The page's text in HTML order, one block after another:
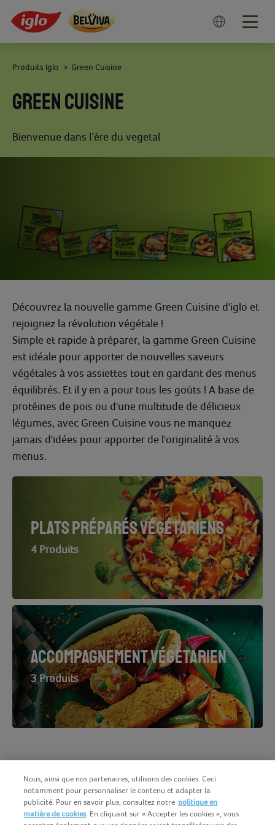
GREEN CUISINE
Bienvenue dans l’ère du vegetal
Produits Iglo > Green Cuisine
Découvrez la nouvelle gamme Green Cuisine d'iglo et
rejoignez la révolution végétale !
Simple et rapide à préparer, la gamme Green Cuisine
est idéale pour apporter de nouvelles saveurs
végétales à vos assiettes tout en gardant des menus
équilibrés. Et il y en a pour tous les goûts ! A base de
protéines de pois ou d'une multitude de délicieux
légumes, avec Green Cuisine vous ne manquez
jamais d'idées pour apporter de l'originalité à vos
menus.
PLATS PRÉPARÉS VÉGÉTARIENS
4 Produits
ACCOMPAGNEMENT VÉGÉTARIEN
3 Produits
Nous, ainsi que nos partenaires, utilisons des cookies. Ceci
notamment pour personnaliser le contenu et adapter la
publicité. Pour en savoir plus, consultez notre politique en
matière de cookies. En cliquant sur « Accepter les cookies », vous